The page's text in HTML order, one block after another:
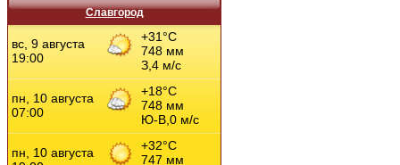
Славгород